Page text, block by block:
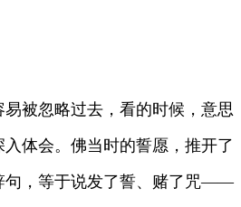
被忽略过去，看的时候，意思
体会。佛当时的誓愿，推开了
句，等于说发了誓、赌了咒——